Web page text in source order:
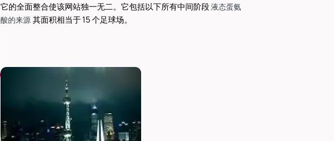
它的全面整合使该网站独一无二。它包括以下所有中间阶段 液态蛋氨
酸的来源 其面积相当于 15 个足球场。